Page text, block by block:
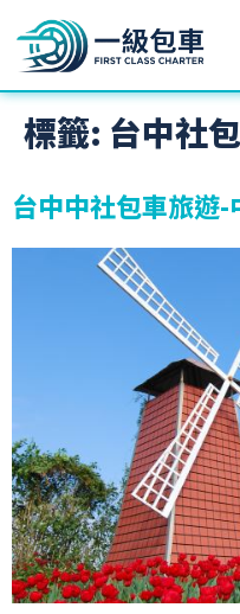
標籤: 台中社
台中中社包車旅遊-